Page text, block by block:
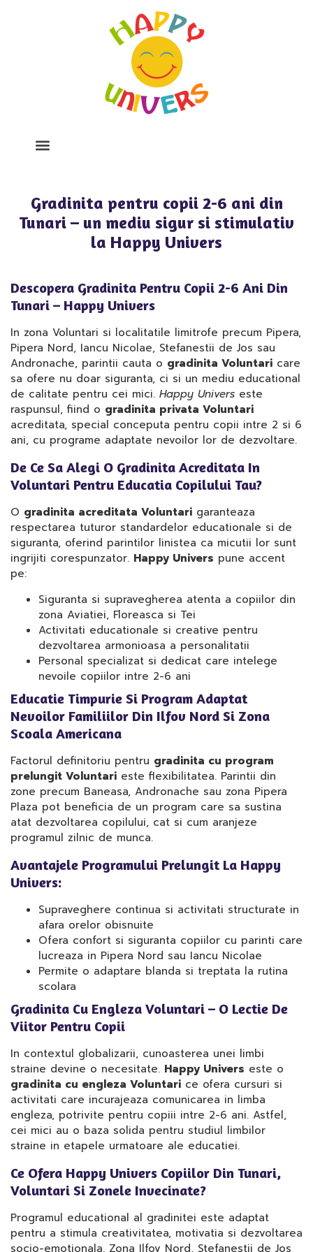
Gradinita pentru copii 2-6 ani din
Tunari – un mediu sigur si stimulativ
la Happy Univers
Descopera Gradinita Pentru Copii 2-6 Ani Din
Tunari – Happy Univers
In zona Voluntari si localitatile limitrofe precum Pipera,
Pipera Nord, Iancu Nicolae, Stefanestii de Jos sau
Andronache, parintii cauta o gradinita Voluntari care
sa ofere nu doar siguranta, ci si un mediu educational
de calitate pentru cei mici. Happy Univers este
raspunsul, fiind o gradinita privata Voluntari
acreditata, special conceputa pentru copii intre 2 si 6
ani, cu programe adaptate nevoilor lor de dezvoltare.
De Ce Sa Alegi O Gradinita Acreditata In
Voluntari Pentru Educatia Copilului Tau?
O gradinita acreditata Voluntari garanteaza
respectarea tuturor standardelor educationale si de
siguranta, oferind parintilor linistea ca micutii lor sunt
ingrijiti corespunzator. Happy Univers pune accent
pe:
Siguranta si supravegherea atenta a copiilor din
zona Aviatiei, Floreasca si Tei
Activitati educationale si creative pentru
dezvoltarea armonioasa a personalitatii
Personal specializat si dedicat care intelege
nevoile copiilor intre 2-6 ani
Educatie Timpurie Si Program Adaptat
Nevoilor Familiilor Din Ilfov Nord Si Zona
Scoala Americana
Factorul definitoriu pentru gradinita cu program
prelungit Voluntari este flexibilitatea. Parintii din
zone precum Baneasa, Andronache sau zona Pipera
Plaza pot beneficia de un program care sa sustina
atat dezvoltarea copilului, cat si cum aranjeze
programul zilnic de munca.
Avantajele Programului Prelungit La Happy
Univers:
Supraveghere continua si activitati structurate in
afara orelor obisnuite
Ofera confort si siguranta copiilor cu parinti care
lucreaza in Pipera Nord sau Iancu Nicolae
Permite o adaptare blanda si treptata la rutina
scolara
Gradinita Cu Engleza Voluntari – O Lectie De
Viitor Pentru Copii
In contextul globalizarii, cunoasterea unei limbi
straine devine o necesitate. Happy Univers este o
gradinita cu engleza Voluntari ce ofera cursuri si
activitati care incurajeaza comunicarea in limba
engleza, potrivite pentru copiii intre 2-6 ani. Astfel,
cei mici au o baza solida pentru studiul limbilor
straine in etapele urmatoare ale educatiei.
Ce Ofera Happy Univers Copiilor Din Tunari,
Voluntari Si Zonele Invecinate?
Programul educational al gradinitei este adaptat
pentru a stimula creativitatea, motivatia si dezvoltarea
socio-emotionala. Zona Ilfov Nord, Stefanestii de Jos